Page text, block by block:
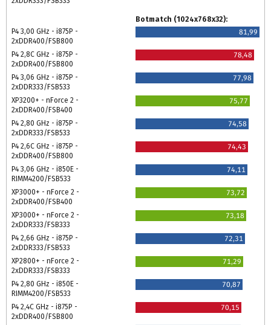
Botmatch (1024x768x32):
P4 3,00 GHz - i875P -
2xDDR400/FSB800
81,99
P4 2,8C GHz - i875P -
2xDDR400/FSB800
78,48
P4 3,06 GHz - i875P -
2xDDR333/FSB533
77,98
XP3200+ - nForce 2 -
2xDDR400/FSB400
75,77
P4 2,80 GHz - i875P -
2xDDR333/FSB533
74,58
P4 2,6C GHz - i875P -
2xDDR400/FSB800
74,43
P4 3,06 GHz - i850E -
RIMM4200/FSB533
74,11
XP3000+ - nForce 2 -
2xDDR400/FSB400
73,72
XP3000+ - nForce 2 -
2xDDR333/FSB333
73,18
P4 2,66 GHz - i875P -
2xDDR333/FSB533
72,31
XP2800+ - nForce 2 -
2xDDR333/FSB333
71,29
P4 2,80 GHz - i850E -
RIMM4200/FSB533
70,87
P4 2,4C GHz - i875P -
2xDDR400/FSB800
70,15